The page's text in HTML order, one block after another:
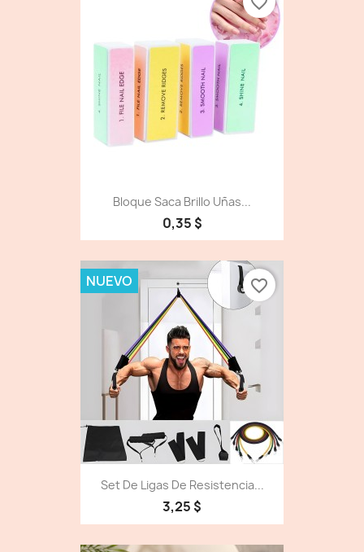
Bloque Saca Brillo Uñas...
0,35 $
Set De Ligas De Resistencia...
3,25 $
NUEVO favorite_border